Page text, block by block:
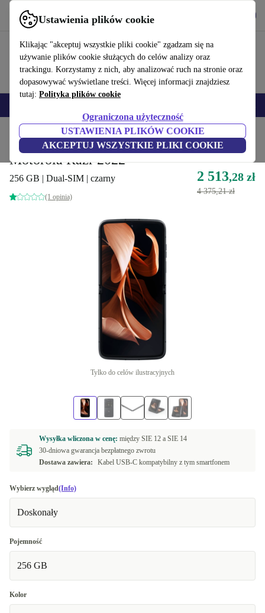
Ustawienia plików cookie
Klikając "akceptuj wszystkie pliki cookie" zgadzam się na
używanie plików cookie służących do celów analizy oraz
trackingu. Korzystamy z nich, aby analizować ruch na stronie oraz
dopasowywać wyświetlane treści. Więcej informacji znajdziesz
tutaj: Polityka plików cookie
Ograniczona użyteczność
USTAWIENIA PLIKÓW COOKIE
AKCEPTUJ WSZYSTKIE PLIKI COOKIE
Korzystaj z refurbed szybko i łatwo
Produkty Telefony i smartfony Telefony Motorola
Motorola Razr 2022
256 GB | Dual-SIM | czarny
(1 opinia)
2 513,28 zł
4 375,21 zł
Tylko do celów ilustracyjnych
Wysyłka wliczona w cenę: między SIE 12 a SIE 14
30-dniowa gwarancja bezpłatnego zwrotu
Dostawa zawiera:
Kabel USB-C kompatybilny z tym smartfonem
Wybierz wygląd(Info)
Doskonały
Pojemność
256 GB
Kolor